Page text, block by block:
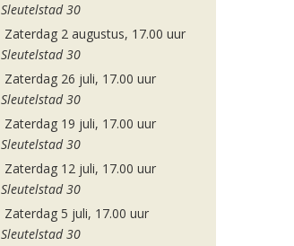
Sleutelstad 30
Zaterdag 2 augustus, 17.00 uur
Sleutelstad 30
Zaterdag 26 juli, 17.00 uur
Sleutelstad 30
Zaterdag 19 juli, 17.00 uur
Sleutelstad 30
Zaterdag 12 juli, 17.00 uur
Sleutelstad 30
Zaterdag 5 juli, 17.00 uur
Sleutelstad 30